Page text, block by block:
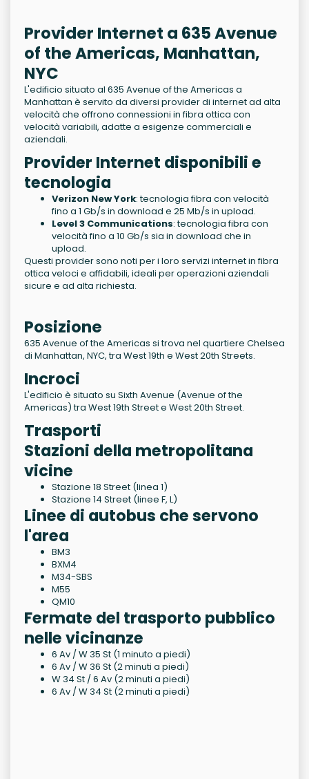
Provider Internet a 635 Avenue
of the Americas, Manhattan,
NYC
L'edificio situato al 635 Avenue of the Americas a
Manhattan è servito da diversi provider di internet ad alta
velocità che offrono connessioni in fibra ottica con
velocità variabili, adatte a esigenze commerciali e
aziendali.
Provider Internet disponibili e
tecnologia
Verizon New York: tecnologia fibra con velocità
fino a 1 Gb/s in download e 25 Mb/s in upload.
Level 3 Communications: tecnologia fibra con
velocità fino a 10 Gb/s sia in download che in
upload.
Questi provider sono noti per i loro servizi internet in fibra
ottica veloci e affidabili, ideali per operazioni aziendali
sicure e ad alta richiesta.
Posizione
635 Avenue of the Americas si trova nel quartiere Chelsea
di Manhattan, NYC, tra West 19th e West 20th Streets.
Incroci
L'edificio è situato su Sixth Avenue (Avenue of the
Americas) tra West 19th Street e West 20th Street.
Trasporti
Stazioni della metropolitana
vicine
Stazione 18 Street (linea 1)
Stazione 14 Street (linee F, L)
Linee di autobus che servono
l'area
BM3
BXM4
M34-SBS
M55
QM10
Fermate del trasporto pubblico
nelle vicinanze
6 Av / W 35 St (1 minuto a piedi)
6 Av / W 36 St (2 minuti a piedi)
W 34 St / 6 Av (2 minuti a piedi)
6 Av / W 34 St (2 minuti a piedi)